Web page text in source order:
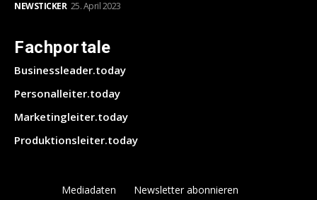
NEWSTICKER 25. April 2023
Fachportale
Businessleader.today
Personalleiter.today
Marketingleiter.today
Produktionsleiter.today
Mediadaten Newsletter abonnieren